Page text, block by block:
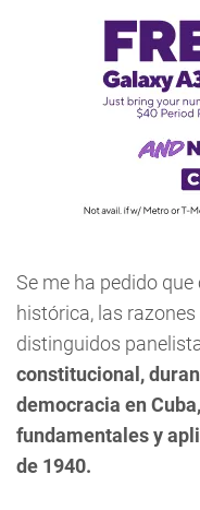
Se me ha pedido
histórica, las
distinguidos
constitucional,
democracia en
fundamentales y
de 1940.